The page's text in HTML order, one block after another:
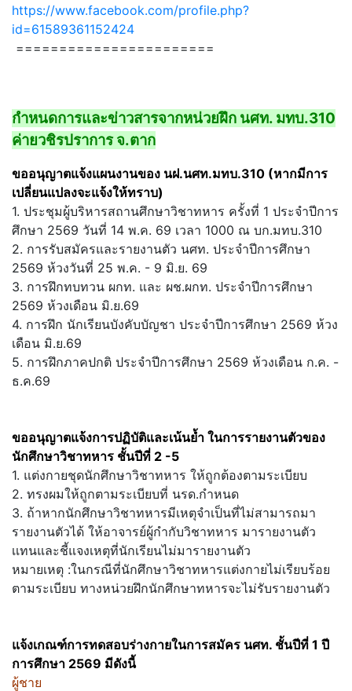
https://www.facebook.com/profile.php?
id=61589361152424
=======================
กำหนดการและข่าวสารจากหน่วยฝึก นศท. มทบ.310
ค่ายวชิรปราการ จ.ตาก
ขออนุญาตแจ้งแผนงานของ นฝ.นศท.มทบ.310 (หากมีการ
เปลี่ยนแปลงจะแจ้งให้ทราบ)
1. ประชุมผู้บริหารสถานศึกษาวิชาทหาร ครั้งที่ 1 ประจำปีการ
ศึกษา 2569 วันที่ 14 พ.ค. 69 เวลา 1000 ณ บก.มทบ.310
2. การรับสมัครและรายงานตัว นศท. ประจำปีการศึกษา
2569 ห้วงวันที่ 25 พ.ค. - 9 มิ.ย. 69
3. การฝึกทบทวน ผกท. และ ผช.ผกท. ประจำปีการศึกษา
2569 ห้วงเดือน มิ.ย.69
4. การฝึก นักเรียนบังคับบัญชา ประจำปีการศึกษา 2569 ห้วง
เดือน มิ.ย.69
5. การฝึกภาคปกติ ประจำปีการศึกษา 2569 ห้วงเดือน ก.ค. -
ธ.ค.69
ขออนุญาตแจ้งการปฏิบัติและเน้นย้ำ ในการรายงานตัวของ
นักศึกษาวิชาทหาร ชั้นปีที่ 2 -5
1. แต่งกายชุดนักศึกษาวิชาทหาร ให้ถูกต้องตามระเบียบ
2. ทรงผมให้ถูกตามระเบียบที่ นรด.กำหนด
3. ถ้าหากนักศึกษาวิชาทหารมีเหตุจำเป็นที่ไม่สามารถมา
รายงานตัวได้ ให้อาจารย์ผู้กำกับวิชาทหาร มารายงานตัว
เเทนและชี้แจงเหตุที่นักเรียนไม่มารายงานตัว
หมายเหตุ :ในกรณีที่นักศึกษาวิชาทหารแต่งกายไม่เรียบร้อย
ตามระเบียบ ทางหน่วยฝึกนักศึกษาทหารจะไม่รับรายงานตัว
แจ้งเกณฑ์การทดสอบร่างกายในการสมัคร นศท. ชั้นปีที่ 1 ปี
การศึกษา 2569 มีดังนี้
ผู้ชาย